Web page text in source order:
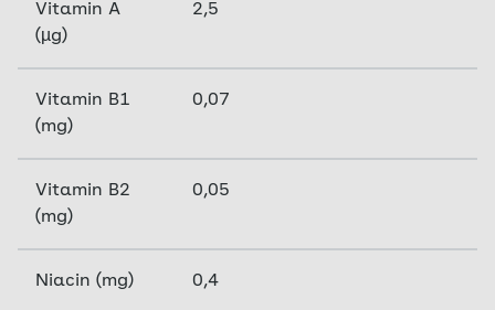
Vitamin A
(µg)
2,5
Vitamin B1
(mg)
0,07
Vitamin B2
(mg)
0,05
Niacin (mg) 0,4